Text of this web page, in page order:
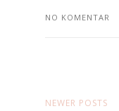
NO KOMENTAR
NEWER POSTS